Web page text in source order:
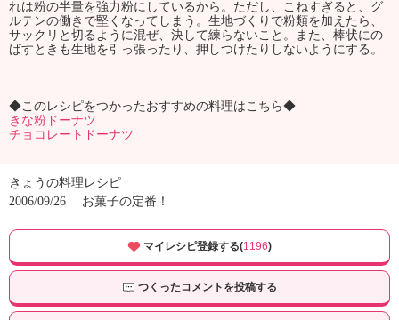
れは粉の半量を強力粉にしているから。ただし、こねすぎると、グ
ルテンの働きで堅くなってしまう。生地づくりで粉類を加えたら、
サックリと切るように混ぜ、決して練らないこと。また、棒状にの
ばすときも生地を引っ張ったり、押しつけたりしないようにする。
◆このレシピをつかったおすすめの料理はこちら◆
きな粉ドーナツ
チョコレートドーナツ
きょうの料理レシピ
2006/09/26
お菓子の定番！
マイレシピ登録する(1196)
つくったコメントを投稿する